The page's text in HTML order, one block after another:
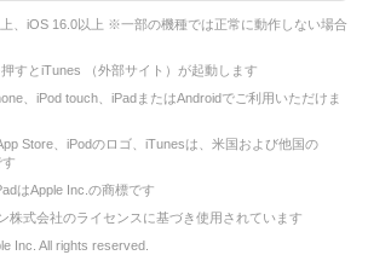
、iOS 16.0以上 ※一部の機種では正常に動作しない場合
押すとiTunes （外部サイト）が起動します
、iPod touch、iPadまたはAndroidでご利用いただけま
Store、iPodのロゴ、iTunesは、米国および他国の
はApple Inc.の商標です
株式会社のライセンスに基づき使用されています
Inc. All rights reserved.